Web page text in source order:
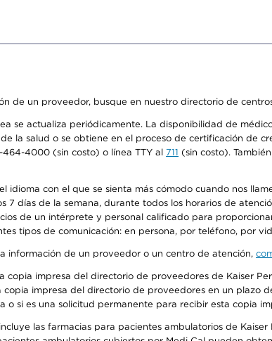
de un proveedor, busque en nuestro directorio de
se actualiza periódicamente. La disponibilidad de
la salud o se obtiene en el proceso de certificación de
4000 (sin costo) o línea TTY al 711 (sin costo).
idioma con el que se sienta más cómodo cuando nos
7 días de la semana, durante todos los horarios de
de un intérprete y personal calificado para
tipos de comunicación: en persona, por teléfono, por
información de un proveedor o un centro de atención,
copia impresa del directorio de proveedores de Kaiser
copia impresa del directorio de proveedores en un
o si es una solicitud permanente para recibir esta copia
las farmacias para pacientes ambulatorios de